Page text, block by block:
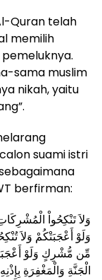
Quran telah
memilih
sama muslim
nikah, yaitu
suami istri
berfirman:
وَلاَ تَنْكِحُواْ
وَلَوْ أَعْجَبَتْكُمْ وَلاَ
مِّن مُّشْرِكٍ وَلَوْ
الْجَنَّةِ وَالْمَغْفِرَةِ